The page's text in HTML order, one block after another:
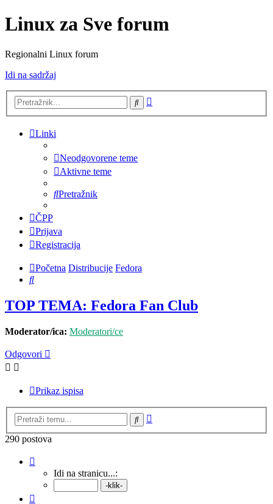
Linux za Sve forum
Regionalni Linux forum
Idi na sadržaj
Pretražnik
Linki
Neodgovorene teme
Aktivne teme
Pretražnik
ČPP
Prijava
Registracija
Početna Distribucije Fedora
Pretražnik
TOP TEMA: Fedora Fan Club
Moderator/ica: Moderatori/ce
Odgovori
Prikaz ispisa
Pretražnik
290 postova
29/ 29.
Idi na stranicu...: